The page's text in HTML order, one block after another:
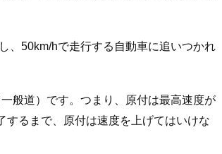
、50km/hで走行する自動車に追いつかれ
般道）です。つまり、原付は最高速度が
るまで、原付は速度を上げてはいけな